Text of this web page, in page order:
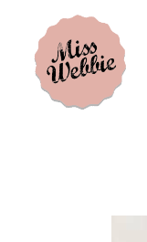
Μετάβαση
περιεχόμενο